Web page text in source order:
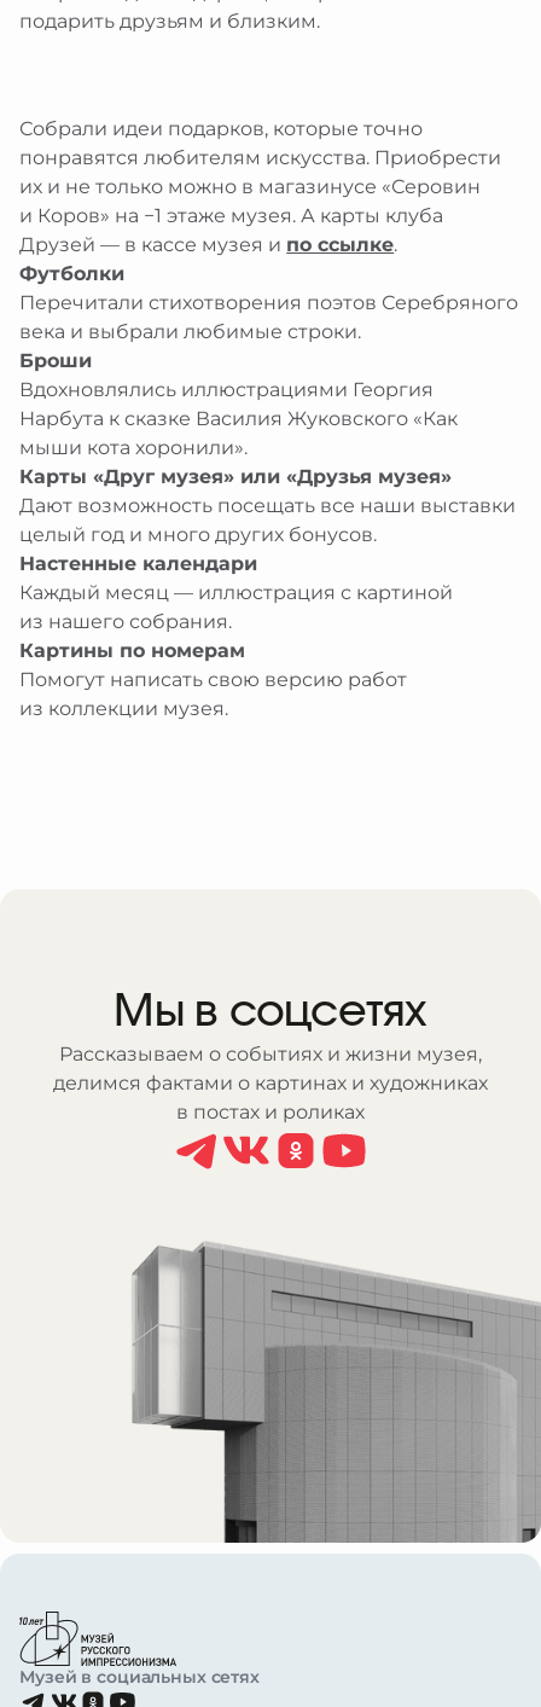
ментальными особенностями
улей
в музее
изображений из коллекции
подарить друзьям и близким.
Собрали идеи подарков, которые точно
понравятся любителям искусства. Приобрести
их и не только можно в магазинусе «Серовин
и Коров» на −1 этаже музея. А карты клуба
Друзей — в кассе музея и по ссылке.
Футболки
Перечитали стихотворения поэтов Серебряного
века и выбрали любимые строки.
Броши
Вдохновлялись иллюстрациями Георгия
Нарбута к сказке Василия Жуковского «Как
мыши кота хоронили».
Карты «Друг музея» или «Друзья музея»
Дают возможность посещать все наши выставки
целый год и много других бонусов.
Настенные календари
Каждый месяц — иллюстрация с картиной
из нашего собрания.
Картины по номерам
Помогут написать свою версию работ
из коллекции музея.
Мы в соцсетях
Рассказываем о событиях и жизни музея,
делимся фактами о картинах и художниках
в постах и роликах
Музей в социальных сетях